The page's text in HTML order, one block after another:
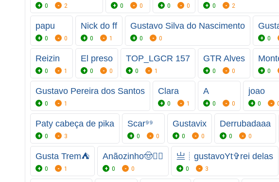
0 2 0 0 0 0 0 2
papu
0 0
Nick do ff
0 1
Gustavo Silva do Nascimento
0 0 0
Reizin
0 1
El preso
0 0
TOP_LGCR 157
0 1
GTR Alves
0 0 0
Gustavo Pereira dos Santos
0 1
Clara
0 1
A
0 0
joao
0
Paty cabeça de pika
0 3
Scar⁹⁹
0 0
Gustavix
0 0
Derrubadaaa
0 0
Gusta Trem⛺️
0 1
Anãozinho🤠✌🏼
0 0
亗┊gustavoYtㅤ✞rei delas
0 3